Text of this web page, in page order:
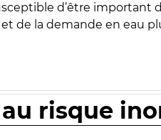
d’être important
de la demande en eau
risque